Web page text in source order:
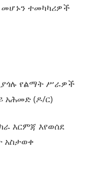
መሆኑን ተመካካሪዎች
የልማት ሥራዎች
አሕመድ (ዶ/ር)
እርምጃ እየወሰደ
አስታወቀ